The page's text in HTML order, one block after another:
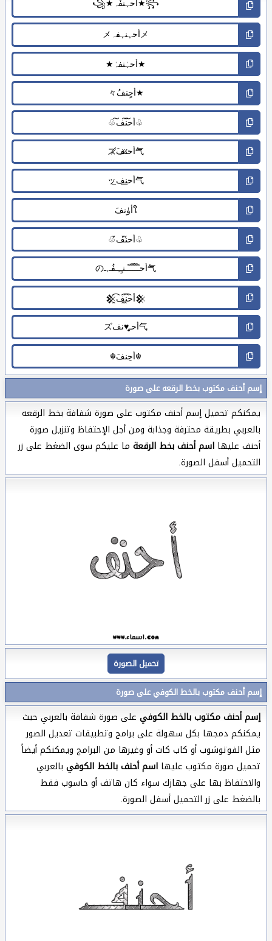
إسم أحنف مكتوب بخط الرقعه على صورة
يمكنكم تحميل إسم أحنف مكتوب على صورة شفافة بخط الرقعه
بالعربي بطريقة محترفة وجذابة ومن أجل الإحتفاظ وتنزيل صورة
أحنف عليها اسم أحنف بخط الرقعة ما عليكم سوى الضغط على زر
التحميل أسفل الصورة.
تحميل الصورة
إسم أحنف مكتوب بالخط الكوفي على صورة
إسم أحنف مكتوب بالخط الكوفي على صورة شفافة بالعربي حيث
يمكنكم دمجها بكل سهولة على برامج وتطبيقات تعديل الصور
مثل الفوتوشوب أو كاب كات أو وغيرها من البرامج ويمكنكم أيضاً
تحميل صورة مكتوب عليها اسم أحنف بالخط الكوفي بالعربي
والاحتفاظ بها على جهازك سواء كان هاتف أو حاسوب فقط
بالضغط على زر التحميل أسفل الصورة.